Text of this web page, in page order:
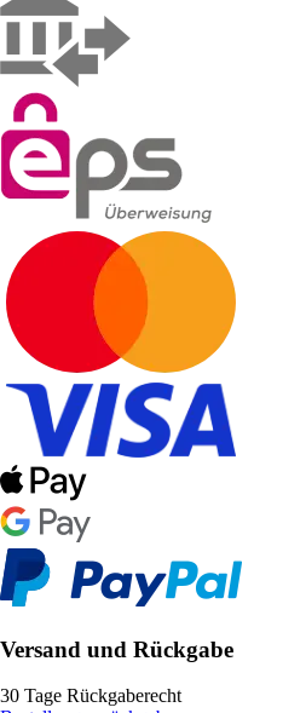
Versand und Rückgabe
30 Tage Rückgaberecht